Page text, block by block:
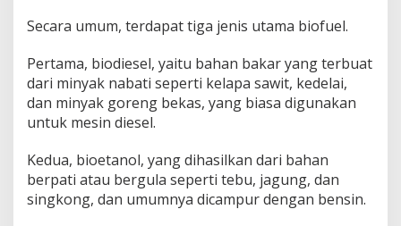
Secara umum, terdapat tiga jenis utama biofuel.
Pertama, biodiesel, yaitu bahan bakar yang terbuat
dari minyak nabati seperti kelapa sawit, kedelai,
dan minyak goreng bekas, yang biasa digunakan
untuk mesin diesel.
Kedua, bioetanol, yang dihasilkan dari bahan
berpati atau bergula seperti tebu, jagung, dan
singkong, dan umumnya dicampur dengan bensin.